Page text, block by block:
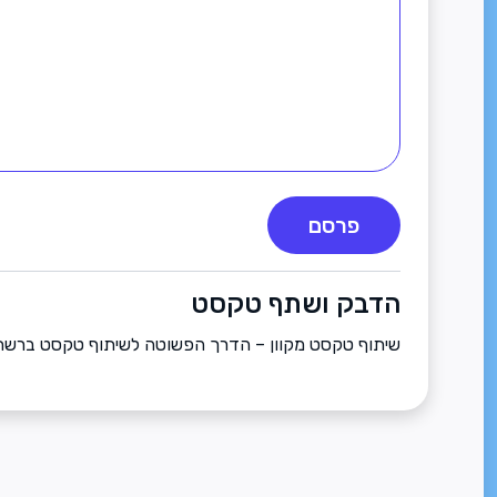
פרסם
הדבק ושתף טקסט
שיתוף טקסט מקוון – הדרך הפשוטה לשיתוף טקסט